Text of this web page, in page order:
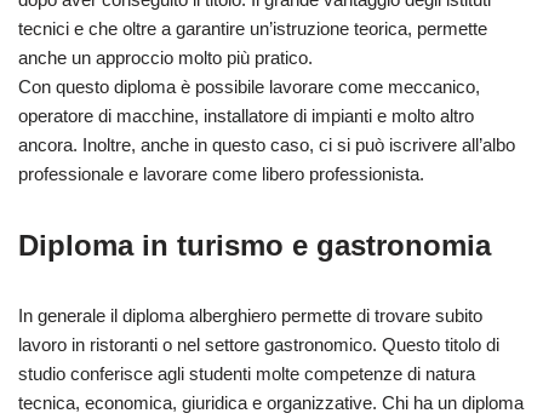
tecnici e che oltre a garantire un’istruzione teorica, permette
anche un approccio molto più pratico.
Con questo diploma è possibile lavorare come meccanico,
operatore di macchine, installatore di impianti e molto altro
ancora. Inoltre, anche in questo caso, ci si può iscrivere all’albo
professionale e lavorare come libero professionista.
Diploma in turismo e gastronomia
In generale il diploma alberghiero permette di trovare subito
lavoro in ristoranti o nel settore gastronomico. Questo titolo di
studio conferisce agli studenti molte competenze di natura
tecnica, economica, giuridica e organizzative. Chi ha un diploma